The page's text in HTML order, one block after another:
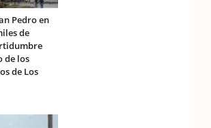
Pedro en
de
de los
de Los